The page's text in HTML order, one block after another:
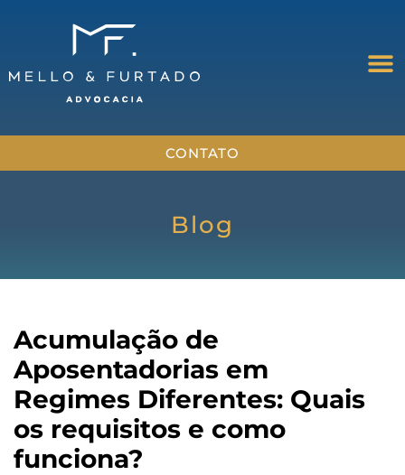
CONTATO
Blog
Acumulação de
Aposentadorias em
Regimes Diferentes: Quais
os requisitos e como
funciona?